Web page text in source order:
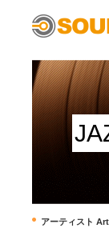
アーティスト